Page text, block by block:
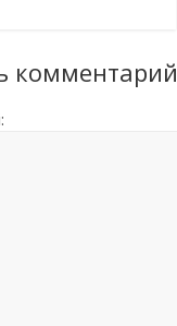
комментарий